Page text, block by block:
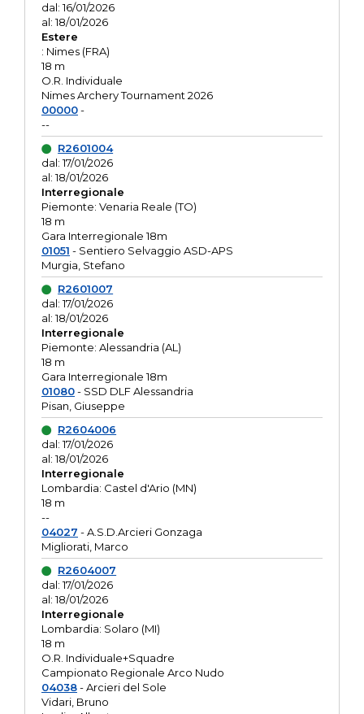
dal: 16/01/2026
al: 18/01/2026
Estere
: Nimes (FRA)
18 m
O.R. Individuale
Nimes Archery Tournament 2026
00000-
--
R2601004
dal: 17/01/2026
al: 18/01/2026
Interregionale
Piemonte: Venaria Reale (TO)
18 m
Gara Interregionale 18m
01051 - Sentiero Selvaggio ASD-APS
Murgia, Stefano
R2601007
dal: 17/01/2026
al: 18/01/2026
Interregionale
Piemonte: Alessandria (AL)
18 m
Gara Interregionale 18m
01080- SSD DLF Alessandria
Pisan, Giuseppe
R2604006
dal: 17/01/2026
al: 18/01/2026
Interregionale
Lombardia: Castel d'Ario (MN)
18 m
--
04027 - A.S.D.Arcieri Gonzaga
Migliorati, Marco
R2604007
dal: 17/01/2026
al: 18/01/2026
Interregionale
Lombardia: Solaro (MI)
18 m
O.R. Individuale+Squadre
Campionato Regionale Arco Nudo
04038- Arcieri del Sole
Vidari, Bruno